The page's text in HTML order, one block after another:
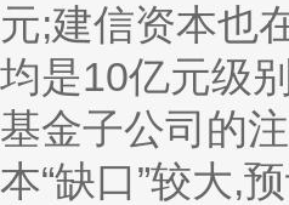
元;建信资本也
均是10亿元级
基金子公司的
本“缺口”较大,